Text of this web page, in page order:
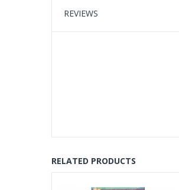
REVIEWS
RELATED PRODUCTS